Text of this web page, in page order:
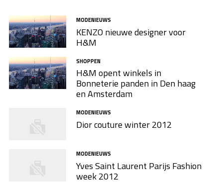
MODENIEUWS
KENZO nieuwe designer voor
H&M
SHOPPEN
H&M opent winkels in
Bonneterie panden in Den haag
en Amsterdam
MODENIEUWS
Dior couture winter 2012
MODENIEUWS
Yves Saint Laurent Parijs Fashion
week 2012